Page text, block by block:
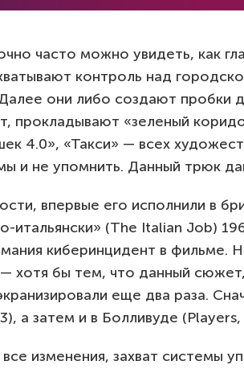
часто можно увидеть, как
контроль над
они либо создают пробки
прокладывают «зеленый
4.0», «Такси» — всех
и не упомнить. Данный трюк
впервые его исполнили в
итальянски» (The Italian Job)
киберинцидент в фильме.
хотя бы тем, что данный
еще два раза.
а затем и в Болливуде (Players,
изменения, захват системы